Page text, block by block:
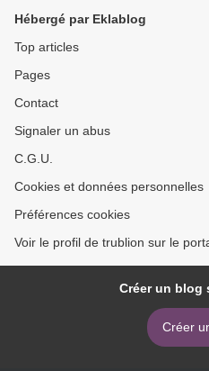
Hébergé par Eklablog
Top articles
Pages
Contact
Signaler un abus
C.G.U.
Cookies et données personnelles
Préférences cookies
Voir le profil de trublion sur le
Créer un blog
Créer